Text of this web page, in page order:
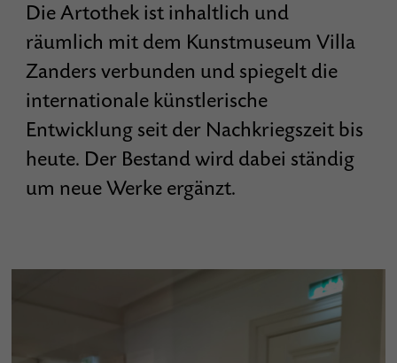
Die Artothek ist inhaltlich und
räumlich mit dem Kunstmuseum Villa
Zanders verbunden und spiegelt die
internationale künstlerische
Entwicklung seit der Nachkriegszeit bis
heute. Der Bestand wird dabei ständig
um neue Werke ergänzt.